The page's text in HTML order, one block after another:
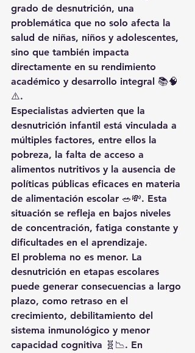
grado de desnutrición, una
problemática que no solo afecta la
salud de niñas, niños y adolescentes,
sino que también impacta
directamente en su rendimiento
académico y desarrollo integral 📚🧠
⚠️.
Especialistas advierten que la
desnutrición infantil está vinculada a
múltiples factores, entre ellos la
pobreza, la falta de acceso a
alimentos nutritivos y la ausencia de
políticas públicas eficaces en materia
de alimentación escolar 🥗💸. Esta
situación se refleja en bajos niveles
de concentración, fatiga constante y
dificultades en el aprendizaje.
El problema no es menor. La
desnutrición en etapas escolares
puede generar consecuencias a largo
plazo, como retraso en el
crecimiento, debilitamiento del
sistema inmunológico y menor
capacidad cognitiva 🧬📉. En